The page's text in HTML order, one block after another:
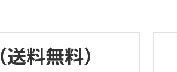
（送料無料）